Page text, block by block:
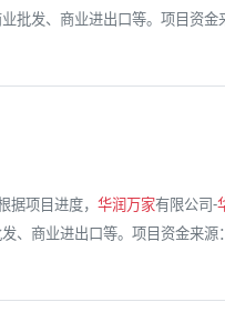
业批发、商业进出口等。项目
项目进度， 华润万家有限公司-
发、商业进出口等。项目资金